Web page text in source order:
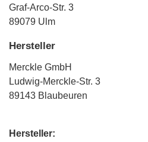
Graf-Arco-Str. 3
89079 Ulm
Hersteller
Merckle GmbH
Ludwig-Merckle-Str. 3
89143 Blaubeuren
Hersteller: